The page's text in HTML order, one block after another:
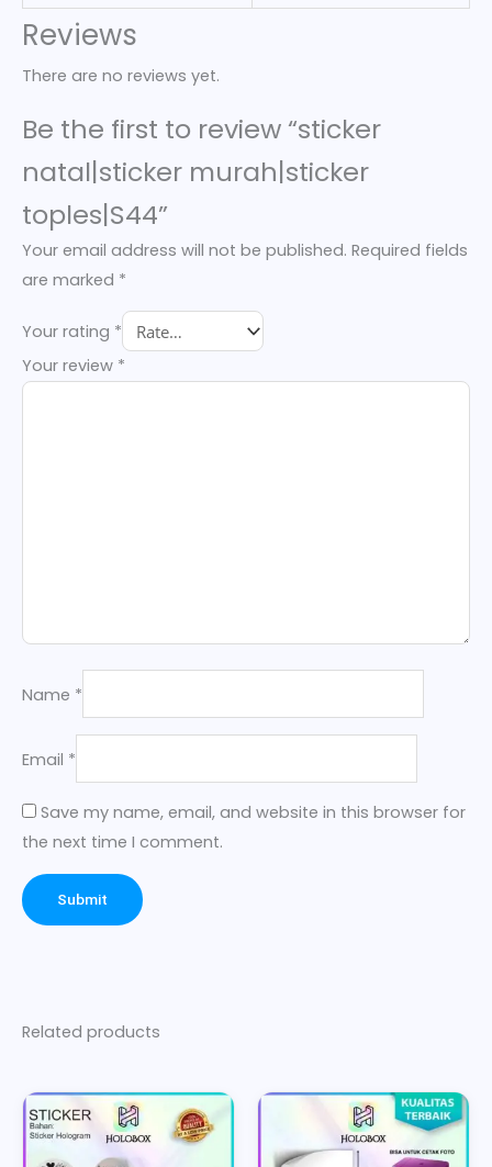
Reviews
There are no reviews yet.
Be the first to review “sticker
natal|sticker murah|sticker
toples|S44”
Your email address will not be published. Required fields
are marked *
Your rating *
Your review *
Name *
Email *
Save my name, email, and website in this browser for
the next time I comment.
Related products